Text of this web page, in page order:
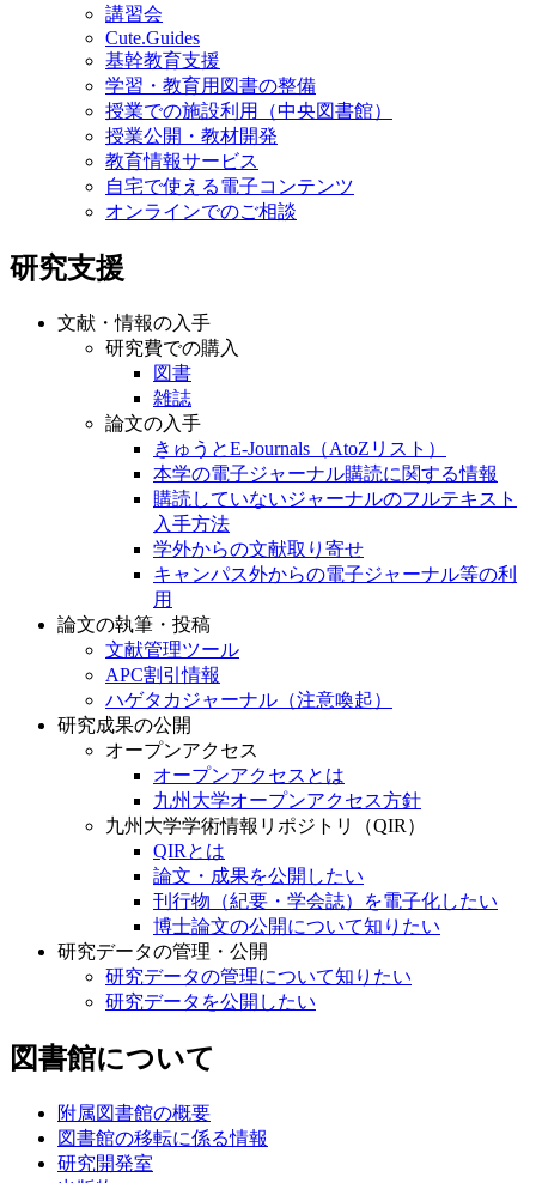
講習会
Cute.Guides
基幹教育支援
学習・教育用図書の整備
授業での施設利用（中央図書館）
授業公開・教材開発
教育情報サービス
自宅で使える電子コンテンツ
オンラインでのご相談
研究支援
文献・情報の入手
研究費での購入
図書
雑誌
論文の入手
きゅうとE-Journals（AtoZリスト）
本学の電子ジャーナル購読に関する情報
購読していないジャーナルのフルテキスト
入手方法
学外からの文献取り寄せ
キャンパス外からの電子ジャーナル等の利
用
論文の執筆・投稿
文献管理ツール
APC割引情報
ハゲタカジャーナル（注意喚起）
研究成果の公開
オープンアクセス
オープンアクセスとは
九州大学オープンアクセス方針
九州大学学術情報リポジトリ（QIR）
QIRとは
論文・成果を公開したい
刊行物（紀要・学会誌）を電子化したい
博士論文の公開について知りたい
研究データの管理・公開
研究データの管理について知りたい
研究データを公開したい
図書館について
附属図書館の概要
図書館の移転に係る情報
研究開発室